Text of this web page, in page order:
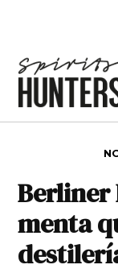
Berliner
menta